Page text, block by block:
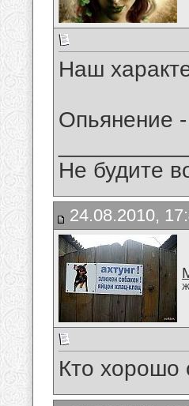
Наш
Опьянение
Не будите
24.08.2010,
Кто хорошо